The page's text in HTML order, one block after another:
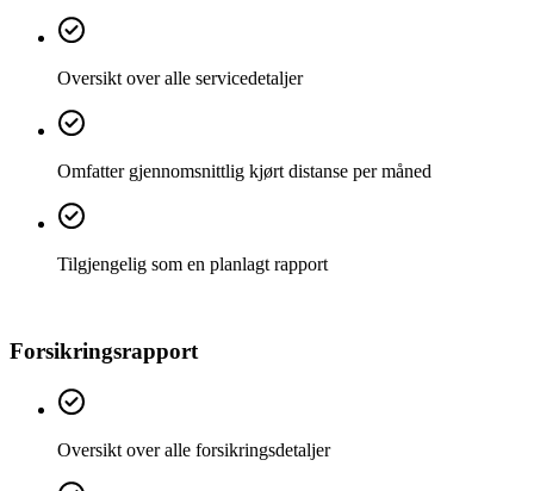
Oversikt over alle servicedetaljer
Omfatter gjennomsnittlig kjørt distanse per måned
Tilgjengelig som en planlagt rapport
Forsikringsrapport
Oversikt over alle forsikringsdetaljer